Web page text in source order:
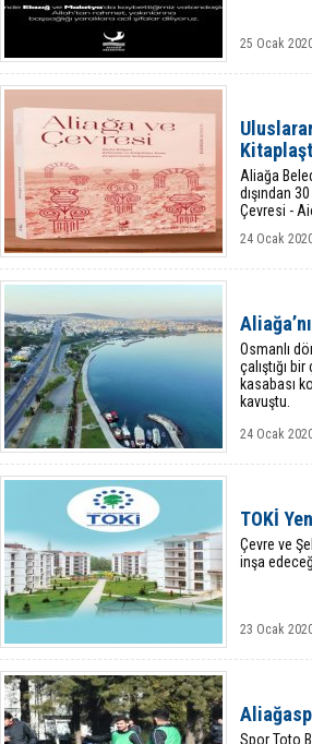
25 Ocak
Aliağa
dışından
Çevresi -
24 Ocak
Osmanlı
çalıştığı
kasabası
kavuştu.
24 Ocak
TOKİ
Çevre ve
inşa
23 Ocak
Spor Toto